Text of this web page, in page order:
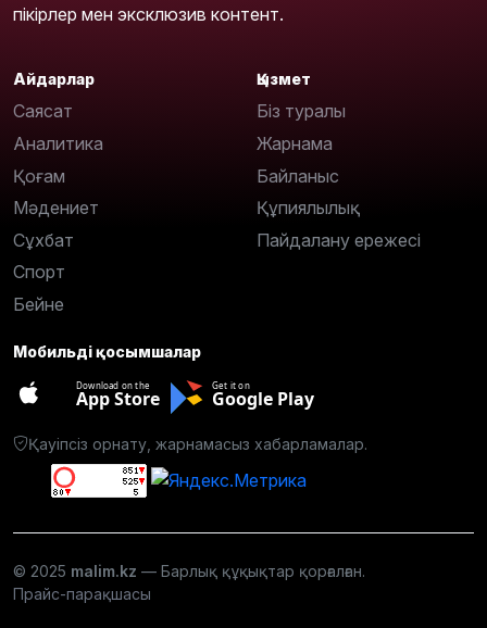
пікірлер мен эксклюзив контент.
Айдарлар
Саясат
Аналитика
Қоғам
Мәдениет
Сұхбат
Спорт
Бейне
Қызмет
Біз туралы
Жарнама
Байланыс
Құпиялылық
Пайдалану ережесі
Мобильді қосымшалар
Download on the
App Store
Get it on
Google Play
Қауіпсіз орнату, жарнамасыз хабарламалар.
© 2025 malim.kz — Барлық құқықтар қорғалған.
Прайс-парақшасы